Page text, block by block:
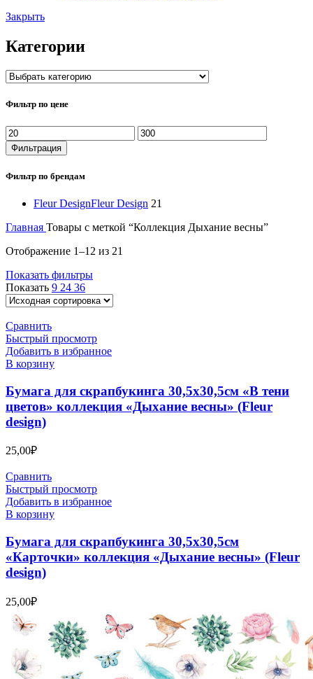
Закрыть
Категории
Фильтр по цене
Минимальная
цена
Максимальная
цена
Фильтрация
Фильтр по брендам
Fleur DesignFleur Design 21
Главная Товары с меткой “Коллекция Дыхание весны”
Отображение 1–12 из 21
Показать фильтры
Показать 9 24 36
Сравнить
Быстрый просмотр
Добавить в избранное
В корзину
Бумага для скрапбукинга 30,5х30,5см «В тени
цветов» коллекция «Дыхание весны» (Fleur
design)
25,00₽
Сравнить
Быстрый просмотр
Добавить в избранное
В корзину
Бумага для скрапбукинга 30,5х30,5см
«Карточки» коллекция «Дыхание весны» (Fleur
design)
25,00₽